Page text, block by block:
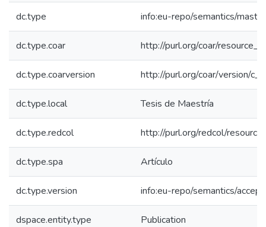
dc.type info:eu-repo/semantics/
dc.type.coar http://purl.org/coar/
dc.type.coarversion http://purl.org/coar/version/
dc.type.local Tesis de Maestría
dc.type.redcol http://purl.org/redcol/
dc.type.spa Artículo
dc.type.version info:eu-repo/semantics/
dspace.entity.type Publication